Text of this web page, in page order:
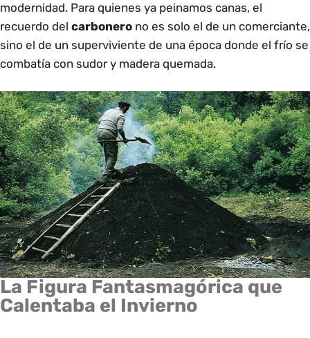
modernidad. Para quienes ya peinamos canas, el
recuerdo del carbonero no es solo el de un comerciante,
sino el de un superviviente de una época donde el frío se
combatía con sudor y madera quemada.
La Figura Fantasmagórica que
Calentaba el Invierno